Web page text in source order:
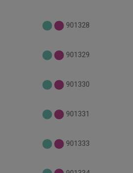
901328
901329
901330
901331
901333